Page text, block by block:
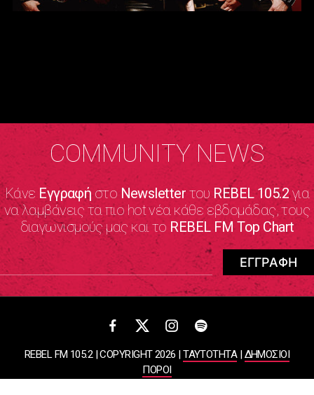
COMMUNITY NEWS
Κάνε Εγγραφήστο NewsletterτουREBEL 105.2για
να λαμβάνεις τα πιο hot νέα κάθε εβδομάδας, τους
διαγωνισμούς μας και το REBEL FM Top Chart
REBEL FM 105.2 | COPYRIGHT 2026 |ΤΑΥΤΟΤΗΤΑ|ΔΗΜΟΣΙΟΙ
ΠΟΡΟΙ